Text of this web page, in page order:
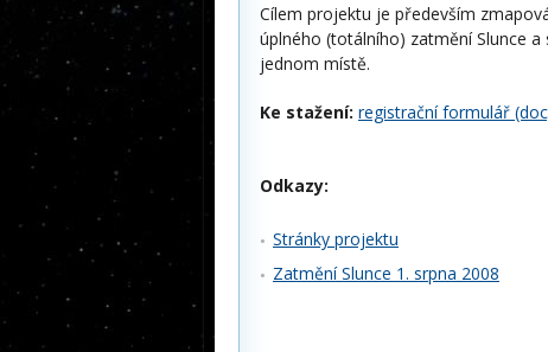
Cílem projektu je především
úplného (totálního) zatmění Slunce
jednom místě.
Ke stažení: registrační formulář
Odkazy:
Stránky projektu
Zatmění Slunce 1. srpna 2008